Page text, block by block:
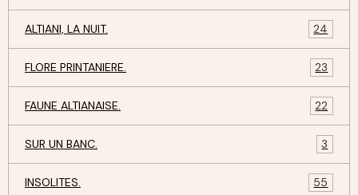
ALTIANI, LA NUIT. 24
FLORE PRINTANIERE. 23
FAUNE ALTIANAISE. 22
SUR UN BANC. 3
INSOLITES. 55